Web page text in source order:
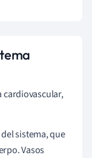
cardiovascular,
sistema, que
Vasos